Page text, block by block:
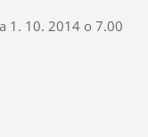
1. 10. 2014 o 7.00